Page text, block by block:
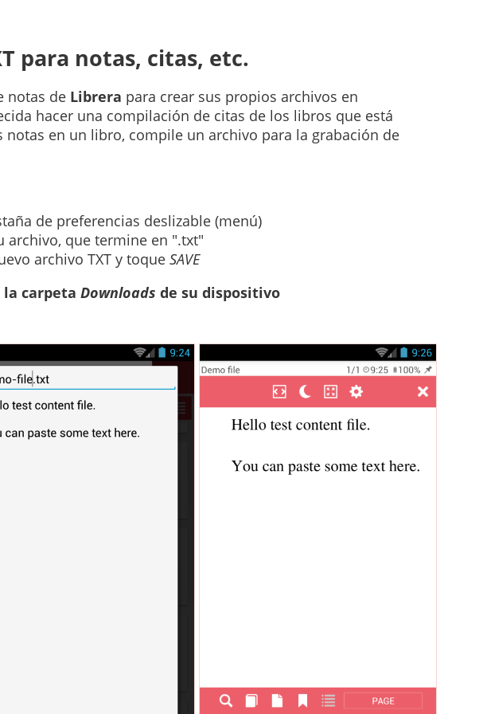
para notas, citas, etc.
notas de Librera para crear sus propios archivos en
hacer una compilación de citas de los libros que está
en un libro, compile un archivo para la grabación de
de preferencias deslizable (menú)
archivo, que termine en ".txt"
archivo TXT y toque SAVE
la carpeta Downloads de su dispositivo